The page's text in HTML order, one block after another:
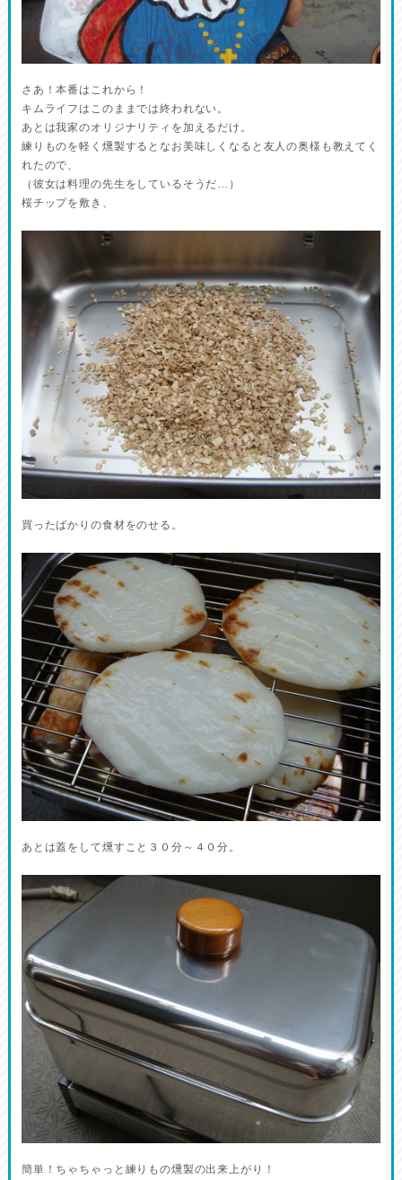
さあ！本番はこれから！
キムライフはこのままでは終われない。
あとは我家のオリジナリティを加えるだけ。
練りものを軽く燻製するとなお美味しくなると友人の奥様も教えてく
れたので、
（彼女は料理の先生をしているそうだ…）
桜チップを敷き、
買ったばかりの食材をのせる。
あとは蓋をして燻すこと３０分～４０分。
簡単！ちゃちゃっと練りもの燻製の出来上がり！